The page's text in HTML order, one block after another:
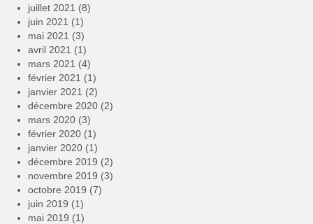
juillet 2021 (8)
juin 2021 (1)
mai 2021 (3)
avril 2021 (1)
mars 2021 (4)
février 2021 (1)
janvier 2021 (2)
décembre 2020 (2)
mars 2020 (3)
février 2020 (1)
janvier 2020 (1)
décembre 2019 (2)
novembre 2019 (3)
octobre 2019 (7)
juin 2019 (1)
mai 2019 (1)